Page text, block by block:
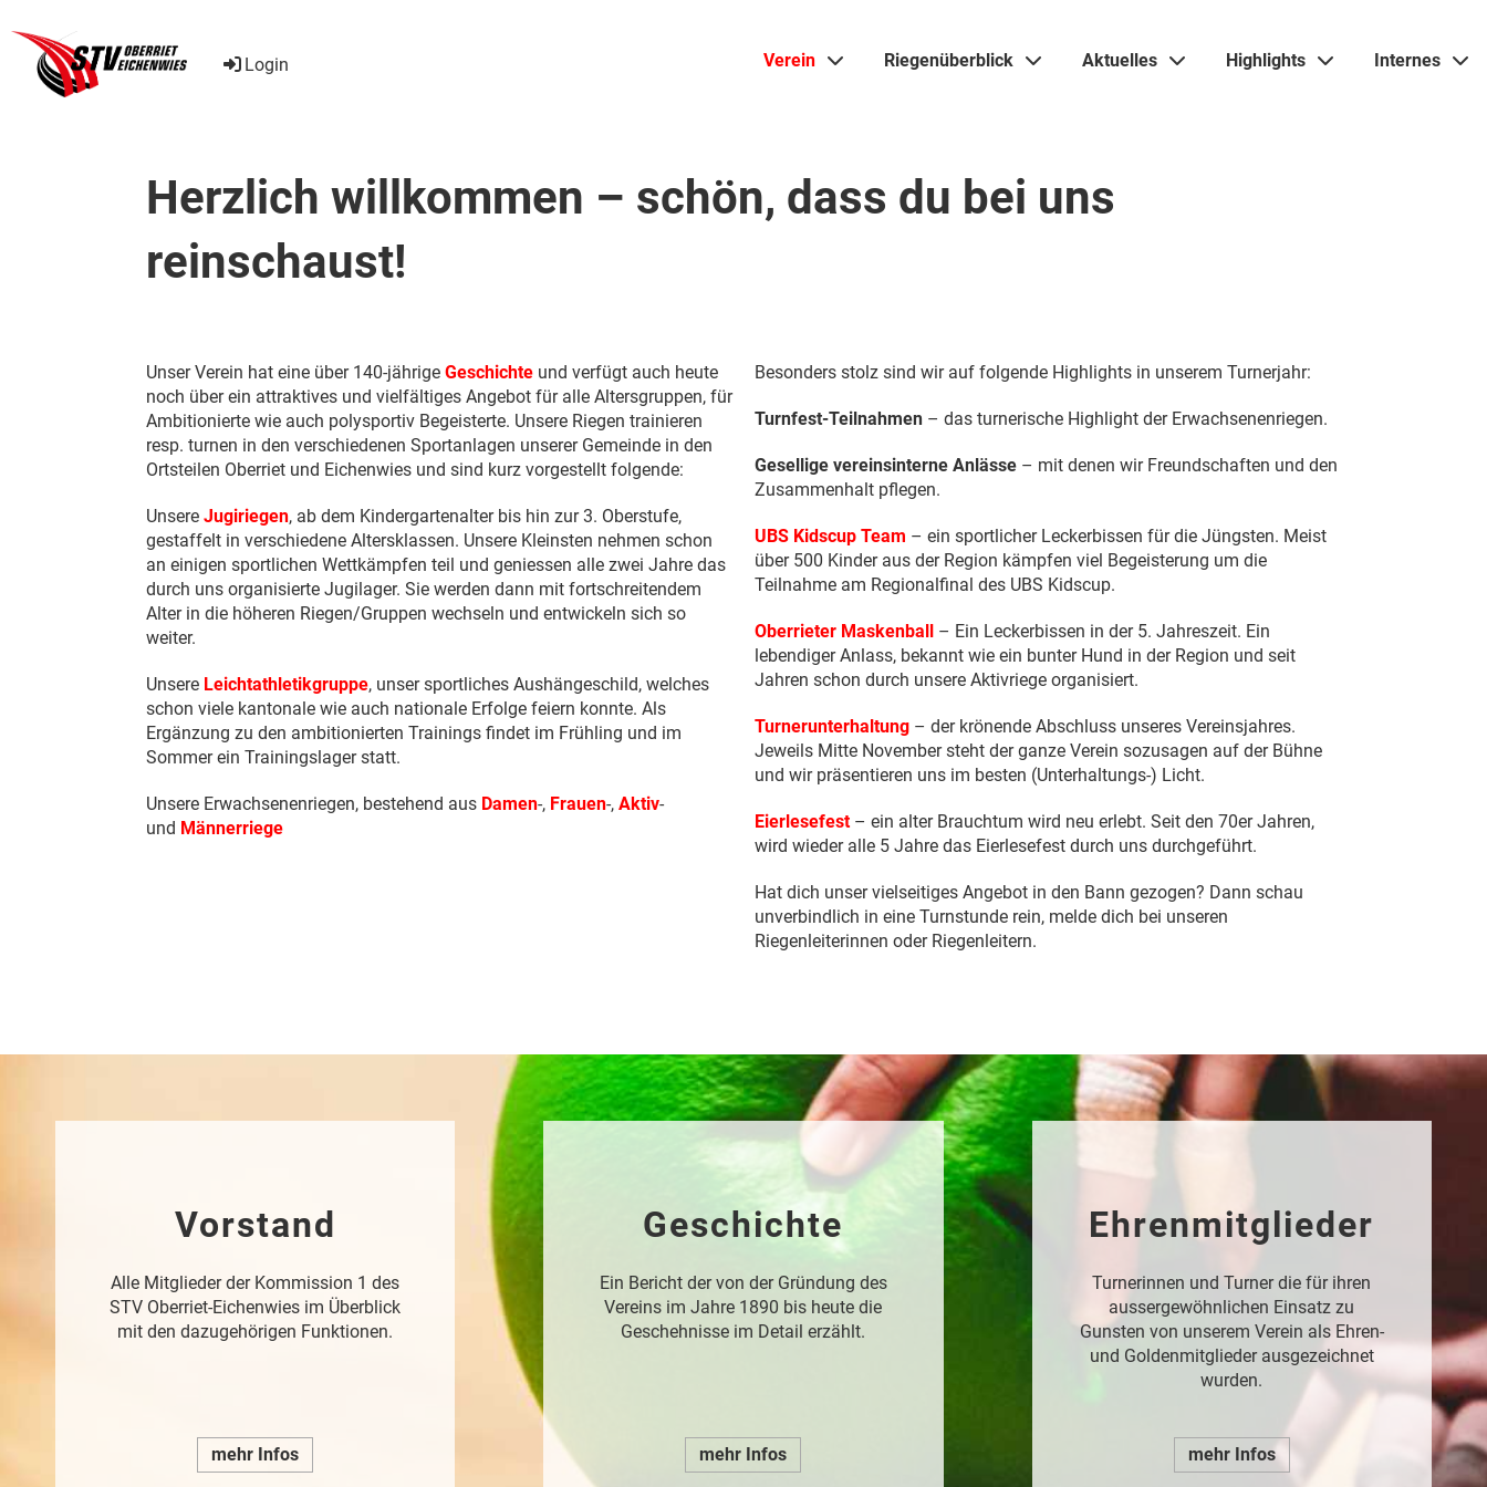
Verein Riegenüberblick Aktuelles Highlights Internes
Login
Herzlich willkommen – schön, dass du bei uns
reinschaust!
Unser Verein hat eine über 140-jährige Geschichte und verfügt auch heute
noch über ein attraktives und vielfältiges Angebot für alle Altersgruppen, für
Ambitionierte wie auch polysportiv Begeisterte. Unsere Riegen trainieren
resp. turnen in den verschiedenen Sportanlagen unserer Gemeinde in den
Ortsteilen Oberriet und Eichenwies und sind kurz vorgestellt folgende:
Unsere Jugiriegen, ab dem Kindergartenalter bis hin zur 3. Oberstufe,
gestaffelt in verschiedene Altersklassen. Unsere Kleinsten nehmen schon
an einigen sportlichen Wettkämpfen teil und geniessen alle zwei Jahre das
durch uns organisierte Jugilager. Sie werden dann mit fortschreitendem
Alter in die höheren Riegen/Gruppen wechseln und entwickeln sich so
weiter.
Unsere Leichtathletikgruppe, unser sportliches Aushängeschild, welches
schon viele kantonale wie auch nationale Erfolge feiern konnte. Als
Ergänzung zu den ambitionierten Trainings findet im Frühling und im
Sommer ein Trainingslager statt.
Unsere Erwachsenenriegen, bestehend aus Damen-, Frauen-, Aktiv-
und Männerriege
Besonders stolz sind wir auf folgende Highlights in unserem Turnerjahr:
Turnfest-Teilnahmen– das turnerische Highlight der Erwachsenenriegen.
Gesellige vereinsinterne Anlässe– mit denen wir Freundschaften und den
Zusammenhalt pflegen.
UBS Kidscup Team – ein sportlicher Leckerbissen für die Jüngsten. Meist
über 500 Kinder aus der Region kämpfen viel Begeisterung um die
Teilnahme am Regionalfinal des UBS Kidscup.
Oberrieter Maskenball– Ein Leckerbissen in der 5. Jahreszeit. Ein
lebendiger Anlass, bekannt wie ein bunter Hund in der Region und seit
Jahren schon durch unsere Aktivriege organisiert.
Turnerunterhaltung – der krönende Abschluss unseres Vereinsjahres.
Jeweils Mitte November steht der ganze Verein sozusagen auf der Bühne
und wir präsentieren uns im besten (Unterhaltungs-) Licht.
Eierlesefest – ein alter Brauchtum wird neu erlebt. Seit den 70er Jahren,
wird wieder alle 5 Jahre das Eierlesefest durch uns durchgeführt.
Hat dich unser vielseitiges Angebot in den Bann gezogen? Dann schau
unverbindlich in eine Turnstunde rein, melde dich bei unseren
Riegenleiterinnen oder Riegenleitern.
Vorstand
Alle Mitglieder der Kommission 1 des
STV Oberriet-Eichenwies im Überblick
mit den dazugehörigen Funktionen.
mehr Infos
Geschichte
Ein Bericht der von der Gründung des
Vereins im Jahre 1890 bis heute die
Geschehnisse im Detail erzählt.
mehr Infos
Ehrenmitglieder
Turnerinnen und Turner die für ihren
aussergewöhnlichen Einsatz zu
Gunsten von unserem Verein als Ehren-
und Goldenmitglieder ausgezeichnet
wurden.
mehr Infos